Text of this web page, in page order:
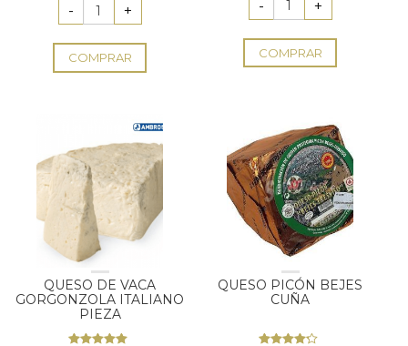
era:
8,38 €.
COMPRAR
15,71 €.
COMPRAR
QUESO DE VACA
GORGONZOLA ITALIANO
PIEZA
QUESO PICÓN BEJES
CUÑA